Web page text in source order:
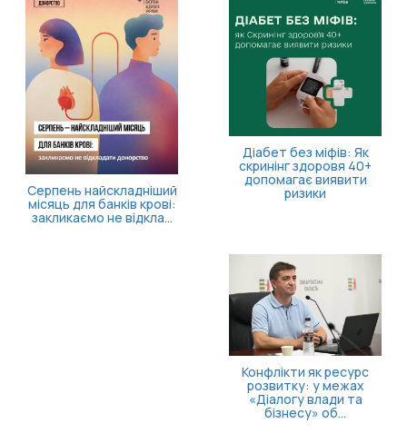
Діабет без міфів: Як
скринінг здоровя 40+
допомагає виявити
ризики
11 серпня відбудеться
засідання Ради з питань
внутрішньо
переміщених осіб